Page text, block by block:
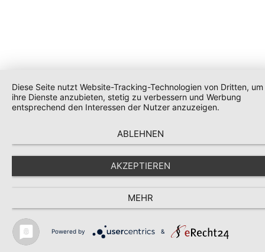
Diese Seite nutzt Website-Tracking-Technologien von Dritten, um
ihre Dienste anzubieten, stetig zu verbessern und Werbung
entsprechend den Interessen der Nutzer anzuzeigen.
ABLEHNEN
AKZEPTIEREN
MEHR
Powered by &